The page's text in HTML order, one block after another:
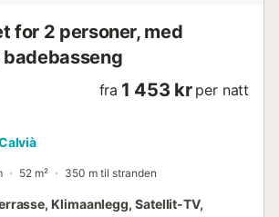
for 2 personer, med
fra 1 453 kr per natt
52 m² 350 m til stranden
Klimaanlegg, Satellit-TV,